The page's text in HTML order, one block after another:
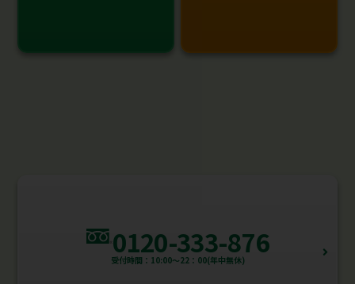
0120-333-876
受付時間：10:00～22：00(年中無休)